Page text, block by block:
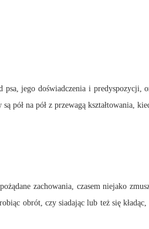
jego doświadczenia i predyspozycji,
pół na pół z przewagą kształtowania,
zachowania, czasem niejako
obrót, czy siadając lub też się kładąc,